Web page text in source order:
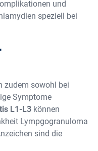
und
speziell bei
zudem sowohl bei
Symptome
L1-L3 können
Lympgogranuloma
sind die